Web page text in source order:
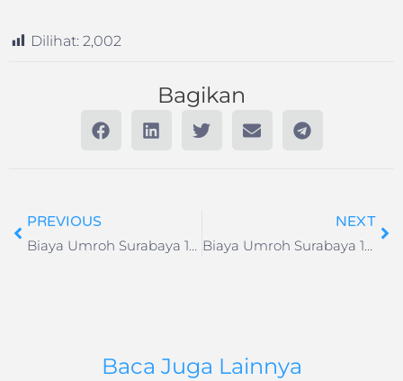
Dilihat: 2,002
Bagikan
PREVIOUS
Biaya Umroh Surabaya 12 Hari Keberangkatan 26 Oktober 2025
NEXT
Biaya Umroh Surabaya 12 Hari Keberangkatan 29 Desember 2025
Baca Juga Lainnya